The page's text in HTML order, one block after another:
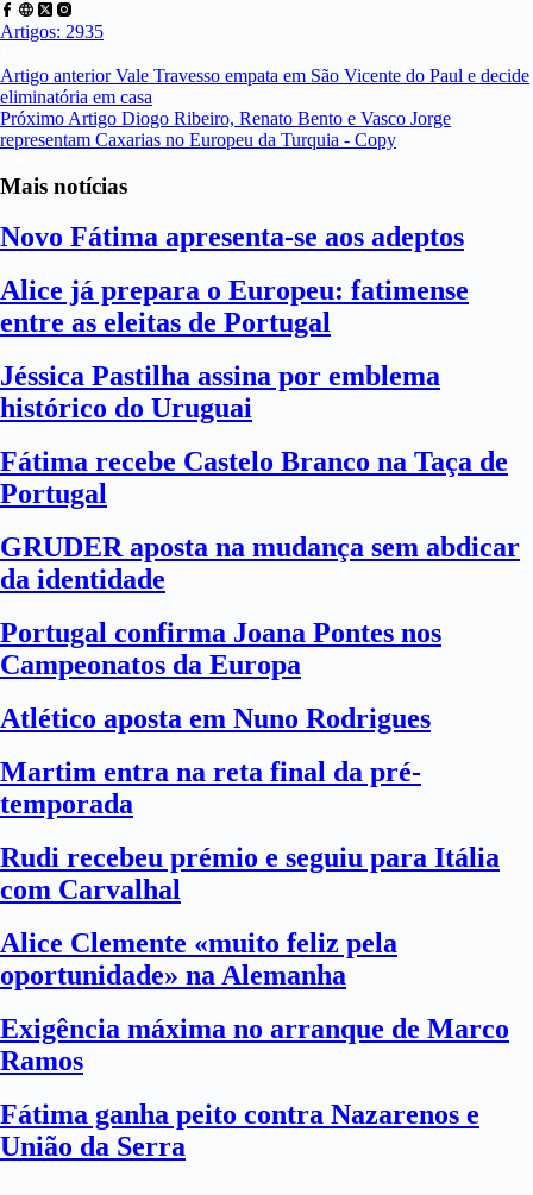
Artigos: 2935
Artigo anteriorVale Travesso empata em São Vicente do Paul e decide
eliminatória em casa
Próximo Artigo Diogo Ribeiro, Renato Bento e Vasco Jorge
representam Caxarias no Europeu da Turquia - Copy
Mais notícias
Novo Fátima apresenta-se aos adeptos
Alice já prepara o Europeu: fatimense
entre as eleitas de Portugal
Jéssica Pastilha assina por emblema
histórico do Uruguai
Fátima recebe Castelo Branco na Taça de
Portugal
GRUDER aposta na mudança sem abdicar
da identidade
Portugal confirma Joana Pontes nos
Campeonatos da Europa
Atlético aposta em Nuno Rodrigues
Martim entra na reta final da pré-
temporada
Rudi recebeu prémio e seguiu para Itália
com Carvalhal
Alice Clemente «muito feliz pela
oportunidade» na Alemanha
Exigência máxima no arranque de Marco
Ramos
Fátima ganha peito contra Nazarenos e
União da Serra